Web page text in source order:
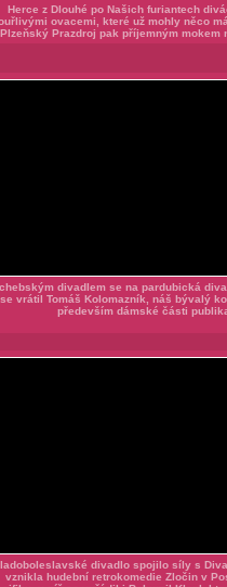
Herce z Dlouhé po Našich furiantech
ovacemi, které už mohly něco
Plzeňský Prazdroj pak příjemným mokem
divadlem se na pardubická
vrátil Tomáš Kolomazník, náš bývalý
především dámské části
divadlo spojilo síly s
vznikla hudební retrokomedie Zločin v